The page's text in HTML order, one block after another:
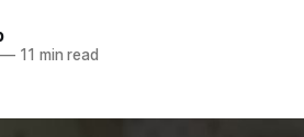
— 11 min read